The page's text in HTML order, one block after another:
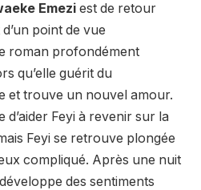
Emezi est de retour
point de vue
roman profondément
qu’elle guérit du
et trouve un nouvel amour.
d’aider Feyi à revenir sur la
Feyi se retrouve plongée
compliqué. Après une nuit
des sentiments